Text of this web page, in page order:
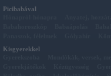
Picibabával
Kisgyerekkel